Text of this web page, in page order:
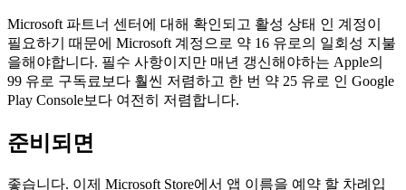
먼저 지불
Microsoft 파트너 센터에 대해 확인되고 활성 상태 인 계정이
필요하기 때문에 Microsoft 계정으로 약 16 유로의 일회성 지불
을해야합니다. 필수 사항이지만 매년 갱신해야하는 Apple의
99 유로 구독료보다 훨씬 저렴하고 한 번 약 25 유로 인 Google
Play Console보다 여전히 저렴합니다.